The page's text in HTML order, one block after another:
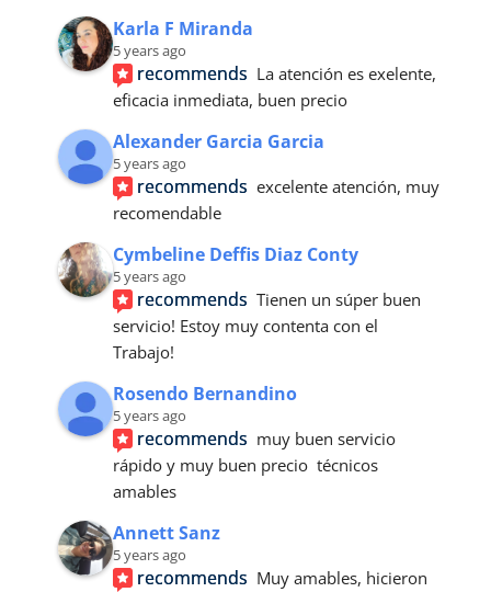
Karla F Miranda
5 years ago
recommends La atención es exelente,
eficacia inmediata, buen precio
Alexander Garcia Garcia
5 years ago
recommends excelente atención, muy
recomendable
Cymbeline Deffis Diaz Conty
5 years ago
recommends Tienen un súper buen
servicio! Estoy muy contenta con el
Trabajo!
Rosendo Bernandino
5 years ago
recommends muy buen servicio
rápido y muy buen precio  técnicos
amables
Annett Sanz
5 years ago
recommends Muy amables, hicieron